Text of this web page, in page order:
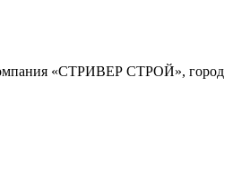
«СТРИВЕР СТРОЙ», город